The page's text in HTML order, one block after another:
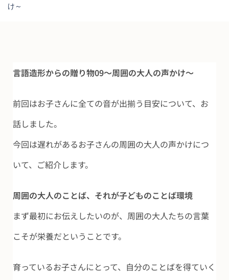
け～
言語造形からの贈り物09～周囲の大人の声かけ～
前回はお子さんに全ての音が出揃う目安について、お
話しました。
今回は遅れがあるお子さんの周囲の大人の声かけにつ
いて、ご紹介します。
周囲の大人のことば、それが子どものことば環境
まず最初にお伝えしたいのが、周囲の大人たちの言葉
こそが栄養だということです。
育っているお子さんにとって、自分のことばを得ていく